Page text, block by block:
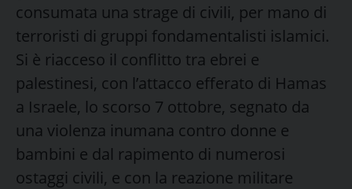
consumata una strage di civili, per mano di
terroristi di gruppi fondamentalisti islamici.
Si è riacceso il conflitto tra ebrei e
palestinesi, con l’attacco efferato di Hamas
a Israele, lo scorso 7 ottobre, segnato da
una violenza inumana contro donne e
bambini e dal rapimento di numerosi
ostaggi civili, e con la reazione militare